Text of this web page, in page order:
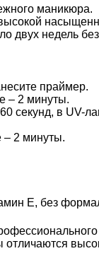
маникюра.
двух недель
праймер.
– 2 минуты.
секунд, в UV-
– 2 минуты.
Е, без